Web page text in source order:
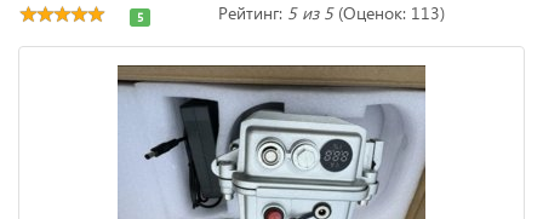
5 Рейтинг: 5 из 5(Оценок: 113)